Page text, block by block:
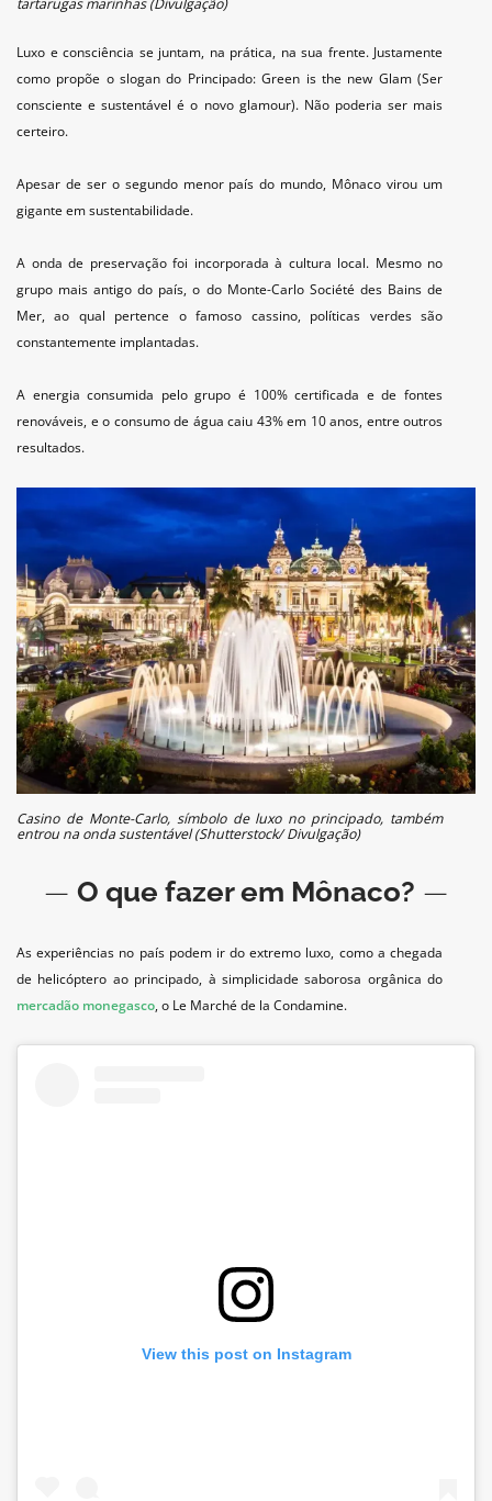
tartarugas marinhas (Divulgação)
Luxo e consciência se juntam, na prática, na sua frente. Justamente
como propõe o slogan do Principado: Green is the new Glam (Ser
consciente e sustentável é o novo glamour). Não poderia ser mais
certeiro.
Apesar de ser o segundo menor país do mundo, Mônaco virou um
gigante em sustentabilidade.
A onda de preservação foi incorporada à cultura local. Mesmo no
grupo mais antigo do país, o do Monte-Carlo Société des Bains de
Mer, ao qual pertence o famoso cassino, políticas verdes são
constantemente implantadas.
A energia consumida pelo grupo é 100% certificada e de fontes
renováveis, e o consumo de água caiu 43% em 10 anos, entre outros
resultados.
Casino de Monte-Carlo, símbolo de luxo no principado, também
entrou na onda sustentável (Shutterstock/ Divulgação)
— O que fazer em Mônaco? —
As experiências no país podem ir do extremo luxo, como a chegada
de helicóptero ao principado, à simplicidade saborosa orgânica do
mercadão monegasco, o Le Marché de la Condamine.
View this post on Instagram